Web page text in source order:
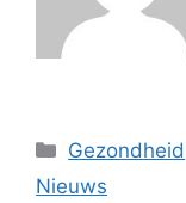
Categorieën
Gezondheid
Nieuws